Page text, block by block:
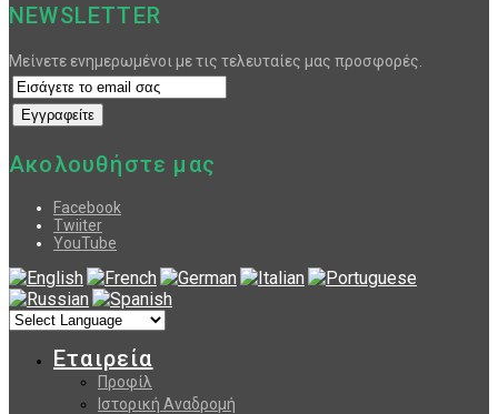
NEWSLETTER
Μείνετε ενημερωμένοι με τις τελευταίες μας προσφορές.
Ακολουθήστε μας
Facebook
Twiiter
YouTube
Εταιρεία
Προφίλ
Ιστορική Αναδρομή